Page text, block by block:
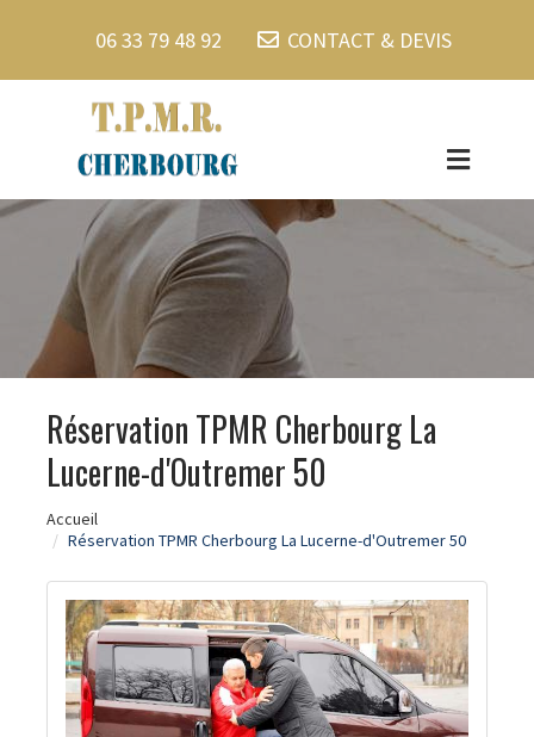
06 33 79 48 92 CONTACT & DEVIS
Réservation TPMR Cherbourg La
Lucerne-d'Outremer 50
Accueil
Réservation TPMR Cherbourg La Lucerne-d'Outremer 50